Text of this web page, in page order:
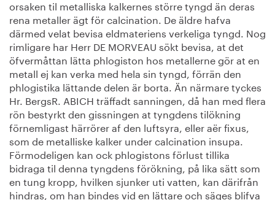
orsaken til metalliska kalkernes större tyngd än deras
rena metaller ägt för calcination. De äldre hafva
därmed velat bevisa eldmateriens verkeliga tyngd. Nog
rimligare har Herr DE MORVEAU sökt bevisa, at det
öfvermåttan lätta phlogiston hos metallerne gör at en
metall ej kan verka med hela sin tyngd, förrän den
phlogistika lättande delen är borta. Än närmare tyckes
Hr. BergsR. ABICH träffadt sanningen, då han med flera
rön bestyrkt den gissningen at tyngdens tilökning
förnemligast härrörer af den luftsyra, eller aër fixus,
som de metalliske kalker under calcination insupa.
Förmodeligen kan ock phlogistons förlust tillika
bidraga til denna tyngdens förökning, på lika sätt som
en tung kropp, hvilken sjunker uti vatten, kan därifrån
hindras, om han bindes vid en lättare och säges blifva